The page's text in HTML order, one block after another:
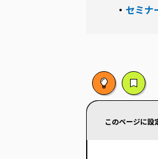
・ セミナ
このページに設